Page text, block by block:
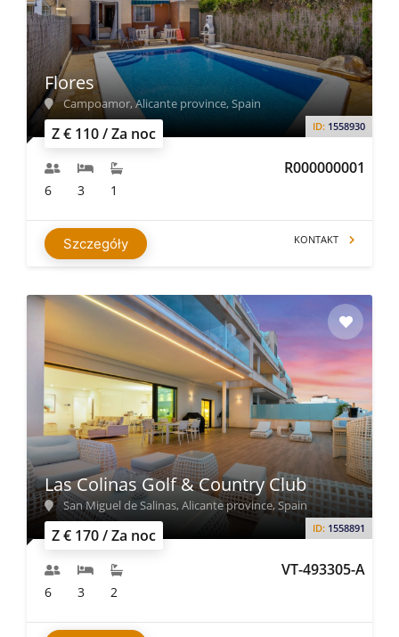
przez klientów zamiast wszystkich urządzeń.
Z € 110 / Za noc ID: 1558930
R000000001
Flores
Campoamor, Alicante province, Spain
6 3 1
Szczegóły KONTAKT
Z € 170 / Za noc ID: 1558891
VT-493305-A
Las Colinas Golf & Country Club
San Miguel de Salinas, Alicante province, Spain
6 3 2